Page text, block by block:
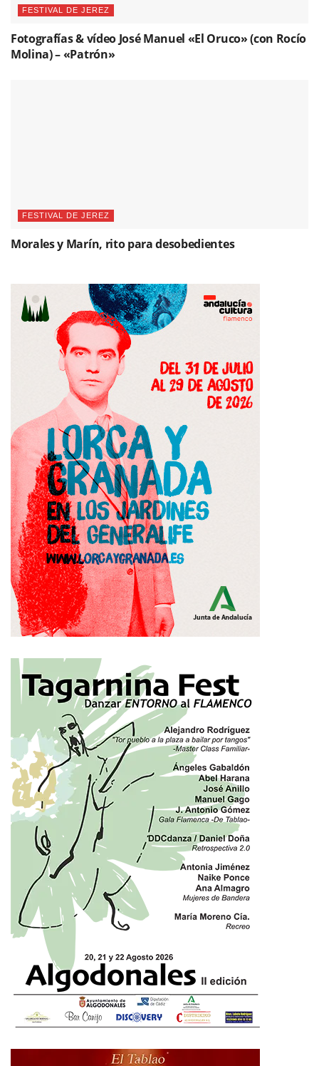
FESTIVAL DE JEREZ
Fotografías & vídeo José Manuel «El Oruco» (con Rocío
Molina) – «Patrón»
FESTIVAL DE JEREZ
Morales y Marín, rito para desobedientes